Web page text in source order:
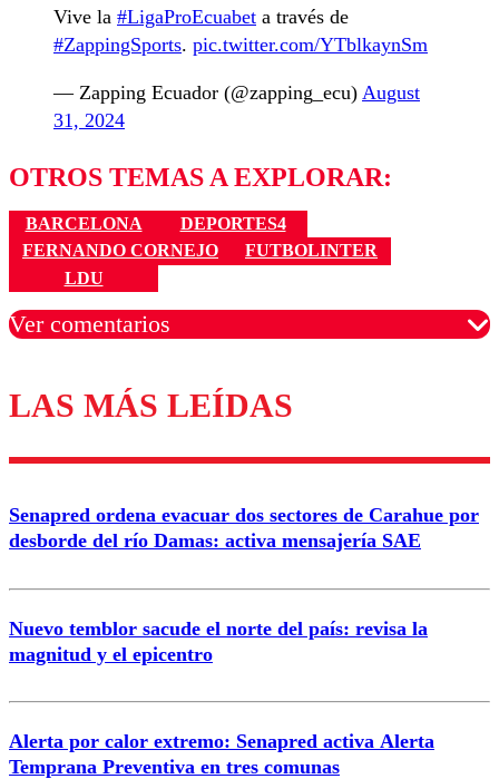
Vive la #LigaProEcuabet a través de
#ZappingSports. pic.twitter.com/YTblkaynSm
— Zapping Ecuador (@zapping_ecu) August
31, 2024
OTROS TEMAS A EXPLORAR:
BARCELONA
DEPORTES4
FERNANDO CORNEJO
FUTBOLINTER
LDU
Ver comentarios
Los comentarios son moderados para garantizar un
diálogo respetuoso.
Correo
LAS MÁS LEÍDAS
Senapred ordena evacuar dos sectores de Carahue por
desborde del río Damas: activa mensajería SAE
Nuevo temblor sacude el norte del país: revisa la
magnitud y el epicentro
Alerta por calor extremo: Senapred activa Alerta
Temprana Preventiva en tres comunas